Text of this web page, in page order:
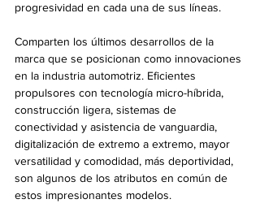
progresividad en cada una de sus líneas.
Comparten los últimos desarrollos de la
marca que se posicionan como innovaciones
en la industria automotriz. Eficientes
propulsores con tecnología micro-híbrida,
construcción ligera, sistemas de
conectividad y asistencia de vanguardia,
digitalización de extremo a extremo, mayor
versatilidad y comodidad, más deportividad,
son algunos de los atributos en común de
estos impresionantes modelos.